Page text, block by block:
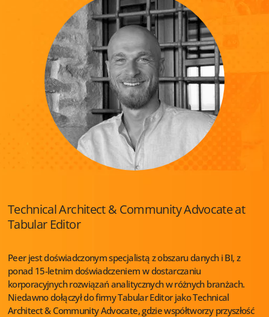
Technical Architect & Community Advocate at
Tabular Editor
Peer jest doświadczonym specjalistą z obszaru danych i BI, z
ponad 15-letnim doświadczeniem w dostarczaniu
korporacyjnych rozwiązań analitycznych w różnych branżach.
Niedawno dołączył do firmy Tabular Editor jako Technical
Architect & Community Advocate, gdzie współtworzy przyszłość